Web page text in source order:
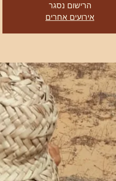
הרישום נסגר
אירועים אחרים